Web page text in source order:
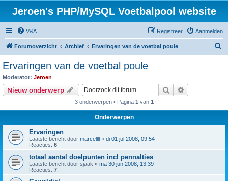
Jeroen's PHP/MySQL Voetbalpool website
V&A Aanmelden
Registreer
Forumoverzicht Archief Ervaringen van de voetbal poule
Ervaringen van de voetbal poule
Moderator: Jeroen
Nieuw onderwerp Zoek
3 onderwerpen • Pagina 1 van 1
Onderwerpen
Ervaringen
Laatste bericht door marcellll « di 01 jul 2008, 09:54
Reacties: 6
totaal aantal doelpunten incl pennalties
Laatste bericht door sjaak « ma 30 jun 2008, 13:39
Reacties: 7